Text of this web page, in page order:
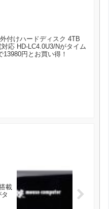
付けハードディスク 4TB
対応 HD-LC4.0U3/Nがタイム
13980円とお買い得！
載